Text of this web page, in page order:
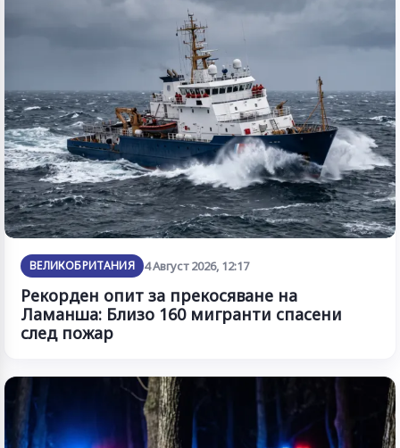
ВЕЛИКОБРИТАНИЯ 4 Август 2026, 12:17
Рекорден опит за прекосяване на
Ламанша: Близо 160 мигранти спасени
след пожар